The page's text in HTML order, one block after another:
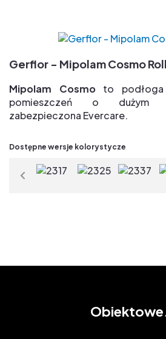
wybory projektu
Nowoczesna
wykończeniem
TVOC po 28 days < 10µg/
wewnątrz pomieszczeń
Gerflor - Mipolam Cosmo
Mipolam Cosmo to
pomieszczeń o dużym
zabezpieczona Evercare.
Grupa T => najlepsza
Ekskluzywne i
powierzchniowe
wykończeniem
Dostępne wersje kolorystycze